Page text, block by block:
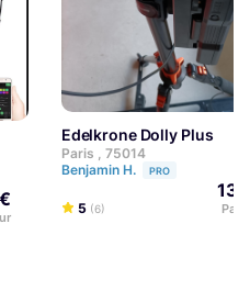
Edelkrone Dolly Plus
Paris , 75014
Benjamin H.
PRO
5 (6) Par